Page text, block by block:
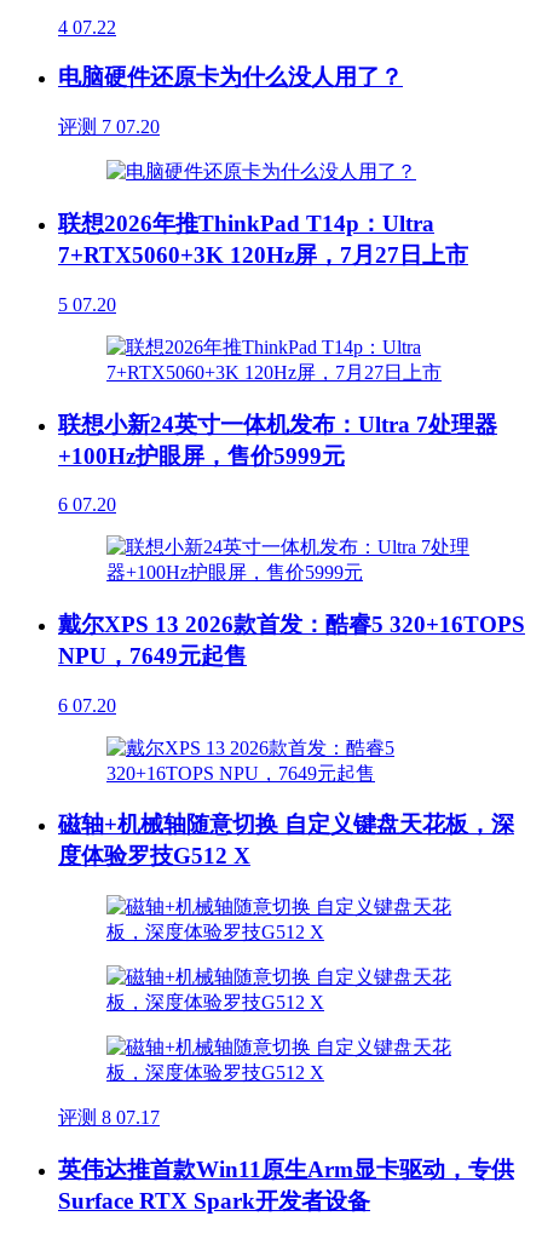
4 07.22
电脑硬件还原卡为什么没人用了？
评测 7 07.20
联想2026年推ThinkPad T14p：Ultra
7+RTX5060+3K 120Hz屏，7月27日上市
5 07.20
联想小新24英寸一体机发布：Ultra 7处理器
+100Hz护眼屏，售价5999元
6 07.20
戴尔XPS 13 2026款首发：酷睿5 320+16TOPS
NPU，7649元起售
6 07.20
磁轴+机械轴随意切换 自定义键盘天花板，深
度体验罗技G512 X
评测 8 07.17
英伟达推首款Win11原生Arm显卡驱动，专供
Surface RTX Spark开发者设备